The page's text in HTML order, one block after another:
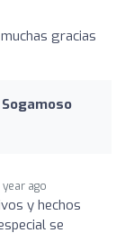
gracias
year ago
y hechos
se